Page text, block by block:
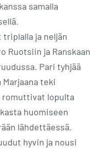
samalla
triplalla ja neljän
Ruotsiin ja Ranskaan
Pari tyhjää
teki
romuttivat lopulta
huomiseen
lähdettäessä.
hyvin ja nousi